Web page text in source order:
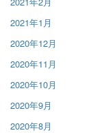
2021年1月
2020年12月
2020年11月
2020年10月
2020年9月
2020年8月